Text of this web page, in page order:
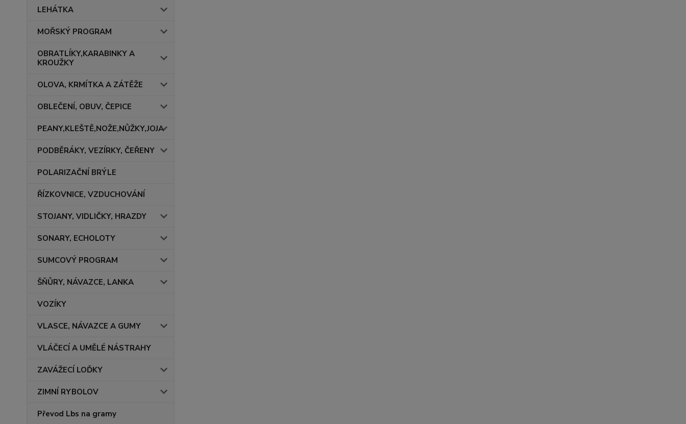
LEHÁTKA
MOŘSKÝ PROGRAM
OBRATLÍKY,KARABINKY A
KROUŽKY
OLOVA, KRMÍTKA A ZÁTĚŽE
OBLEČENÍ, OBUV, ČEPICE
PEANY,KLEŠTĚ,NOŽE,NŮŽKY,JOJA
PODBĚRÁKY, VEZÍRKY, ČEŘENY
POLARIZAČNÍ BRÝLE
ŘÍZKOVNICE, VZDUCHOVÁNÍ
STOJANY, VIDLIČKY, HRAZDY
SONARY, ECHOLOTY
SUMCOVÝ PROGRAM
ŠŇŮRY, NÁVAZCE, LANKA
VOZÍKY
VLASCE, NÁVAZCE A GUMY
VLÁČECÍ A UMĚLÉ NÁSTRAHY
ZAVÁŽECÍ LOĎKY
ZIMNÍ RYBOLOV
Převod Lbs na gramy